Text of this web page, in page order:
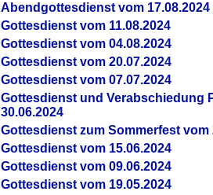
Abendgottesdienst vom 17.08.2024
Gottesdienst vom 11.08.2024
Gottesdienst vom 04.08.2024
Gottesdienst vom 20.07.2024
Gottesdienst vom 07.07.2024
Gottesdienst und Verabschiedung
30.06.2024
Gottesdienst zum Sommerfest vom
Gottesdienst vom 15.06.2024
Gottesdienst vom 09.06.2024
Gottesdienst vom 19.05.2024